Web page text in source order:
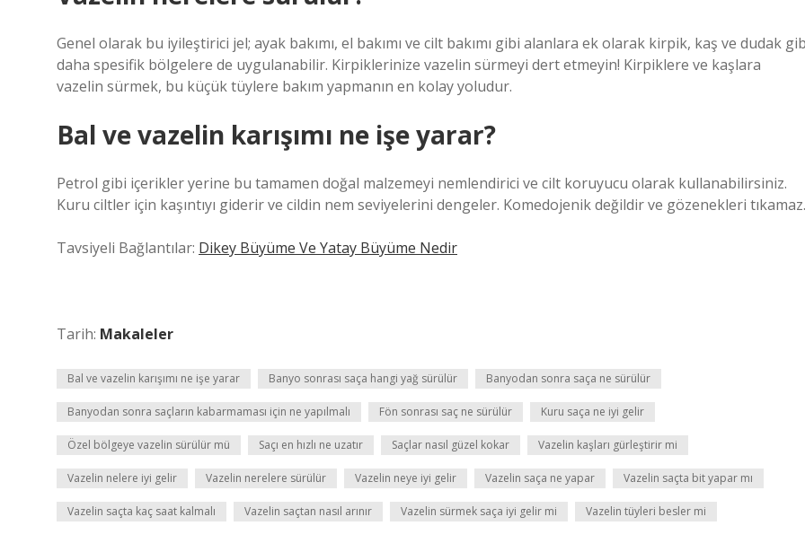
Genel olarak bu iyileştirici jel; ayak bakımı, el bakımı ve cilt bakımı gibi alanlara ek olarak kirpik, kaş ve dudak
daha spesifik bölgelere de uygulanabilir. Kirpiklerinize vazelin sürmeyi dert etmeyin! Kirpiklere ve kaşlara
vazelin sürmek, bu küçük tüylere bakım yapmanın en kolay yoludur.
Bal ve vazelin karışımı ne işe yarar?
Petrol gibi içerikler yerine bu tamamen doğal malzemeyi nemlendirici ve cilt koruyucu olarak kullanabilirsiniz.
Kuru ciltler için kaşıntıyı giderir ve cildin nem seviyelerini dengeler. Komedojenik değildir ve gözenekleri tıkamaz.
Tavsiyeli Bağlantılar: Dikey Büyüme Ve Yatay Büyüme Nedir
Tarih: Makaleler
Bal ve vazelin karışımı ne işe yarar Banyo sonrası saça hangi yağ sürülür Banyodan sonra saça ne sürülür
Banyodan sonra saçların kabarmaması için ne yapılmalı Fön sonrası saç ne sürülür Kuru saça ne iyi gelir
Özel bölgeye vazelin sürülür mü Saçı en hızlı ne uzatır Saçlar nasıl güzel kokar Vazelin kaşları gürleştirir mi
Vazelin nelere iyi gelir Vazelin nerelere sürülür Vazelin neye iyi gelir Vazelin saça ne yapar Vazelin saçta bit yapar mı
Vazelin saçta kaç saat kalmalı Vazelin saçtan nasıl arınır Vazelin sürmek saça iyi gelir mi Vazelin tüyleri besler mi